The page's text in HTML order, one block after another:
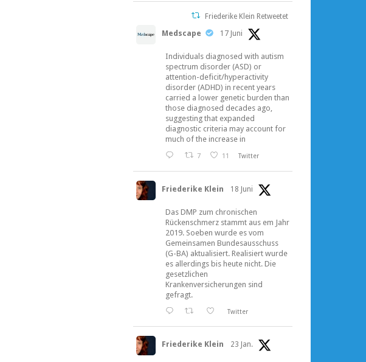
Friederike Klein Retweetet
Medscape 17 Juni
Individuals diagnosed with autism
spectrum disorder (ASD) or
attention-deficit/hyperactivity
disorder (ADHD) in recent years
carried a lower genetic burden than
those diagnosed decades ago,
suggesting that expanded
diagnostic criteria may account for
much of the increase in
7 11 Twitter
Friederike Klein 18 Juni
Das DMP zum chronischen
Rückenschmerz stammt aus em Jahr
2019. Soeben wurde es vom
Gemeinsamen Bundesausschuss
(G-BA) aktualisiert. Realisiert wurde
es allerdings bis heute nicht. Die
gesetzlichen
Krankenversicherungen sind
gefragt.
Twitter
Friederike Klein 23 Jan.